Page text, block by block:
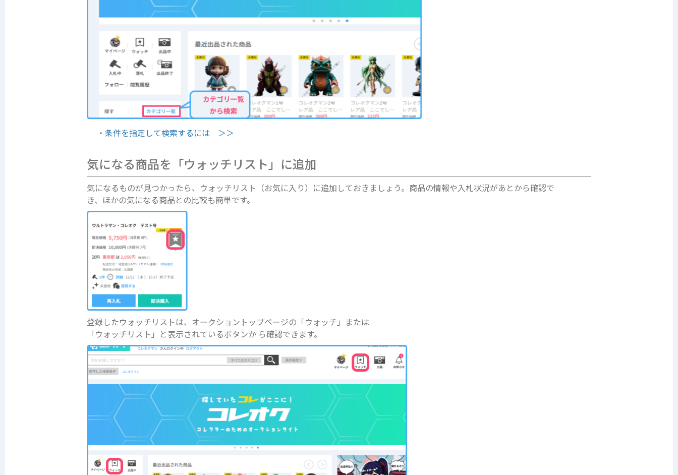
・条件を指定して検索するには ＞＞
気になる商品を「ウォッチリスト」に追加
気になるものが見つかったら、ウォッチリスト（お気に入り）に追加しておきましょう。商品の情報や入札状況があとから確認で
き、ほかの気になる商品との比較も簡単です。
登録したウォッチリストは、オークショントップページの「ウォッチ」または
「ウォッチリスト」と表示されているボタンか ら確認できます。